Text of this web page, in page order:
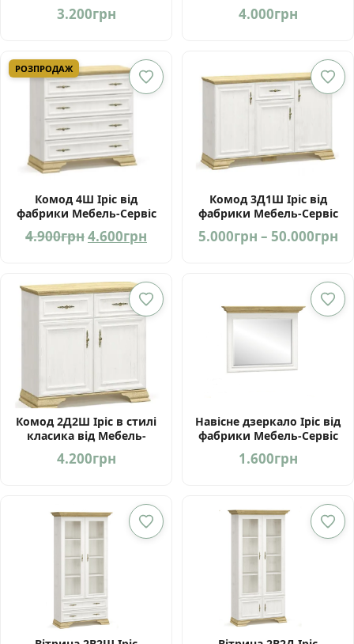
3.200грн 4.000грн
РОЗПРОДАЖ
Комод 4Ш Іріс від
фабрики Мебель-Сервіс
4.900грнОригінальна
4.600грн Поточна
Комод 3Д1Ш Іріс від
фабрики Мебель-Сервіс
5.000грн – 50.000грн
Комод 2Д2Ш Іріс в стилі
класика від Мебель-
4.200грн
Навісне дзеркало Іріс від
фабрики Мебель-Сервіс
1.600грн